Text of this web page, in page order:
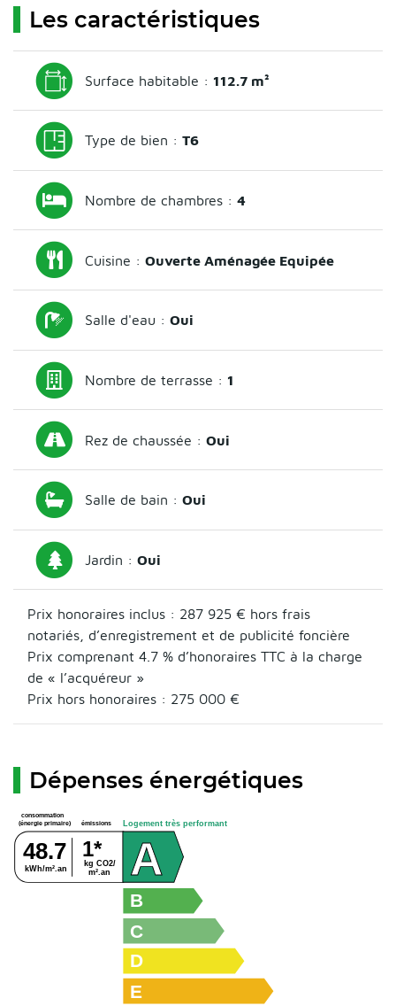
Les caractéristiques
Surface habitable : 112.7 m²
Type de bien :T6
Nombre de chambres :4
Cuisine :Ouverte Aménagée Equipée
Salle d'eau :Oui
Nombre de terrasse : 1
Rez de chaussée :Oui
Salle de bain :Oui
Jardin :Oui
Prix honoraires inclus : 287 925 € hors frais
notariés, d’enregistrement et de publicité foncière
Prix comprenant 4.7 % d’honoraires TTC à la charge
de « l’acquéreur »
Prix hors honoraires : 275 000 €
Dépenses énergétiques
consommation
(énergie primaire)
émissions
kg CO2/
m².an
kWh/m².an
48.7 1*
E
D
C
B
A
Logement très performant